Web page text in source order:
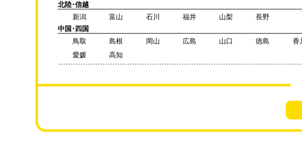
北陸･信越
新潟
富山 石川 福井 山梨
長野
中国･四国
鳥取
島根 岡山 広島 山口 徳島
香
愛媛
高知